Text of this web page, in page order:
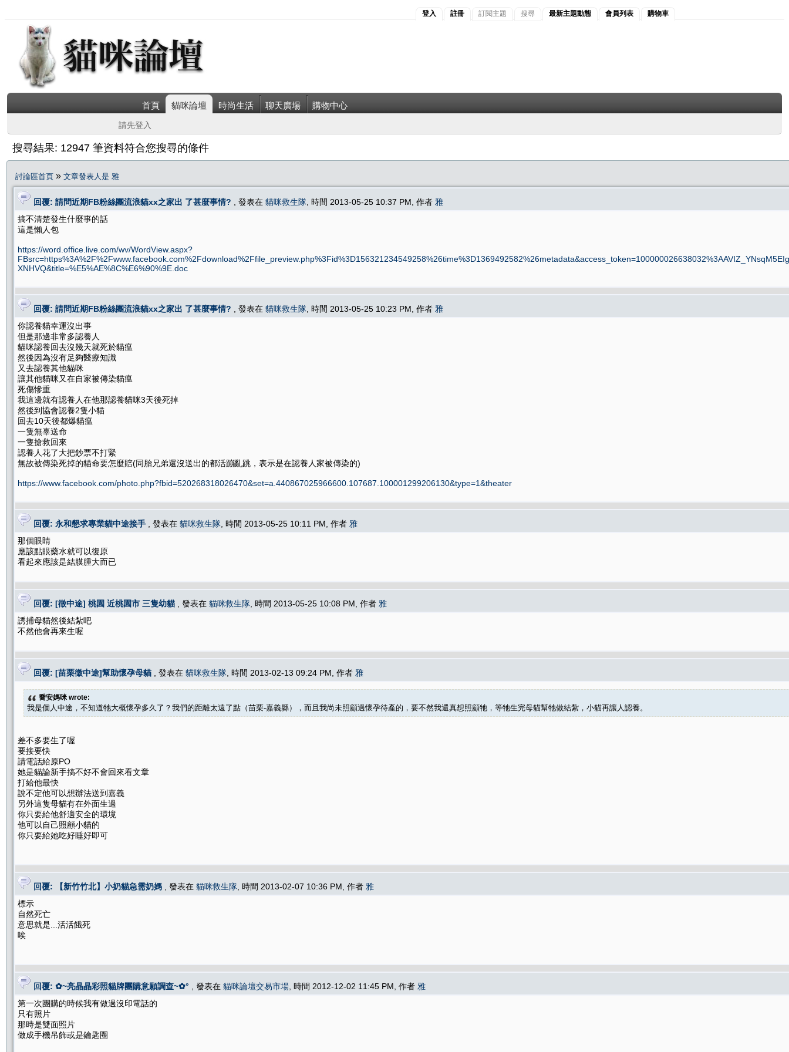
登入 註冊 訂閱主題 搜尋 最新主題動態 會員列表 購物車
首頁 貓咪論壇 時尚生活 聊天廣場 購物中心
請先登入
搜尋結果: 12947 筆資料符合您搜尋的條件
討論區首頁 » 文章發表人是 雅
回覆: 請問近期FB粉絲團流浪貓xx之家出 了甚麼事情? , 發表在 貓咪救生隊 , 時間 2013-05-25 10:37 PM, 作者 雅
搞不清楚發生什麼事的話
這是懶人包
https://word.office.live.com/wv/WordView.aspx?
XNHVQ&title=%E5%AE%8C%E6%90%9E.doc
回覆: 請問近期FB粉絲團流浪貓xx之家出 了甚麼事情? , 發表在 貓咪救生隊 , 時間 2013-05-25 10:23 PM, 作者 雅
你認養貓幸運沒出事
但是那邊非常多認養人
貓咪認養回去沒幾天就死於貓瘟
然後因為沒有足夠醫療知識
又去認養其他貓咪
讓其他貓咪又在自家被傳染貓瘟
死傷慘重
我這邊就有認養人在他那認養貓咪3天後死掉
然後到協會認養2隻小貓
回去10天後都爆貓瘟
一隻無辜送命
一隻搶救回來
認養人花了大把鈔票不打緊
無故被傳染死掉的貓命要怎麼賠(同胎兄弟還沒送出的都活蹦亂跳，表示是在認養人家被傳染的)
https://www.facebook.com/photo.php?fbid=520268318026470&set=a.440867025966600.107687.100001299206130&type=1&theater
回覆: 永和懇求專業貓中途接手 , 發表在 貓咪救生隊 , 時間 2013-05-25 10:11 PM, 作者 雅
那個眼睛
應該點眼藥水就可以復原
看起來應該是結膜腫大而已
回覆: [徵中途] 桃園 近桃園市 三隻幼貓 , 發表在 貓咪救生隊 , 時間 2013-05-25 10:08 PM, 作者 雅
誘捕母貓然後結紮吧
不然他會再來生喔
回覆: [苗栗徵中途]幫助懷孕母貓 , 發表在 貓咪救生隊 , 時間 2013-02-13 09:24 PM, 作者 雅
喬安媽咪 wrote:
我是個人中途，不知道牠大概懷孕多久了？我們的距離太遠了點（苗栗-嘉義縣），而且我尚未照顧過懷孕待產的，要不然我還真想照顧牠，等牠生完母貓幫牠做結紮，小貓再讓人認養。
差不多要生了喔
要接要快
請電話給原PO
她是貓論新手搞不好不會回來看文章
打給他最快
說不定他可以想辦法送到嘉義
另外這隻母貓有在外面生過
你只要給他舒適安全的環境
他可以自己照顧小貓的
你只要給她吃好睡好即可
回覆: 【新竹竹北】小奶貓急需奶媽 , 發表在 貓咪救生隊 , 時間 2013-02-07 10:36 PM, 作者 雅
標示
自然死亡
意思就是...活活餓死
唉
回覆: ✿~亮晶晶彩照貓牌團購意願調查~✿° , 發表在 貓咪論壇交易市場 , 時間 2012-12-02 11:45 PM, 作者 雅
第一次團購的時候我有做過沒印電話的
只有照片
那時是雙面照片
做成手機吊飾或是鑰匙圈